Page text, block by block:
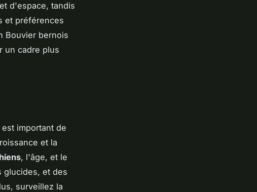
d'espace, tandis
et préférences
Bouvier bernois
un cadre plus
est important de
et la
, l'âge, et le
glucides, et des
surveillez la